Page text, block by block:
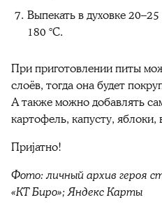
Выпекать в духовке
180 °C.
При приготовлении питы
слоёв, тогда она будет
А также можно добавлять
картофель, капусту,
Приjатно!
Фото: личный архив героя
«КТ Биро»; Яндекс Карты